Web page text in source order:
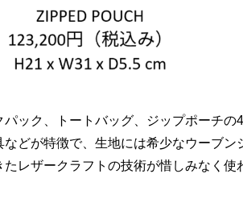
ック、トートバッグ、ジップポーチの4
どが特徴で、生地には希少なウーブン
レザークラフトの技術が惜しみなく使